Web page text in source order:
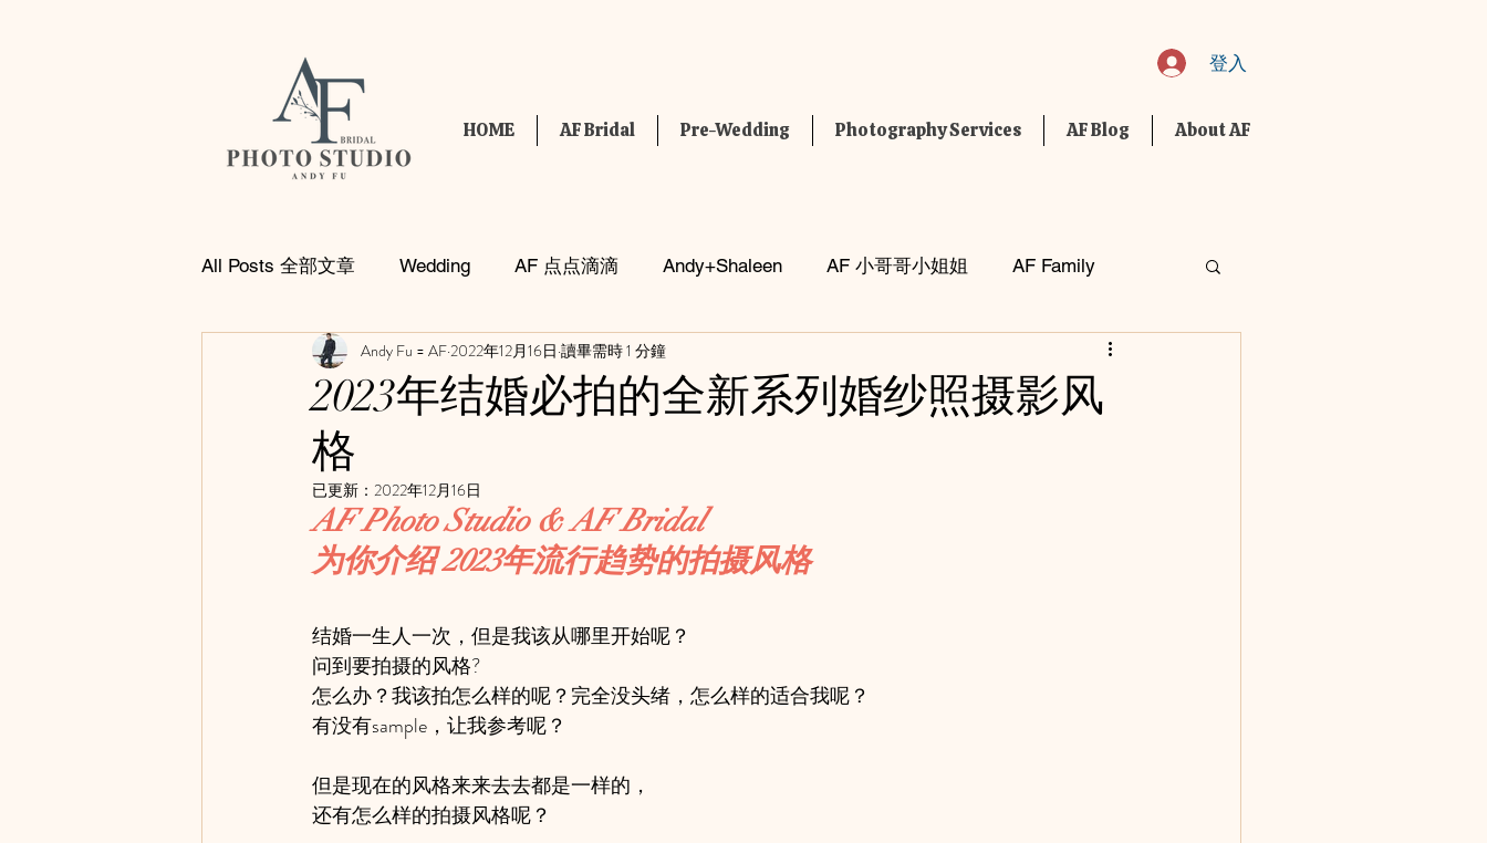
登入
HOME AF Bridal Pre-Wedding Photography Services AF Blog About AF
All Posts 全部文章 Wedding AF 点点滴滴 Andy+Shaleen AF 小哥哥小姐姐 AF Family
AF Commercial LOVE Blog
2023年结婚必拍的全新系列婚纱照摄影风
格
Andy Fu = AF2022年12月16日 讀畢需時 1 分鐘
已更新： 2022年12月16日
AF Photo Studio & AF Bridal
为你介绍 2023年流行趋势的拍摄风格
结婚一生人一次，但是我该从哪里开始呢？
问到要拍摄的风格?
怎么办？我该拍怎么样的呢？完全没头绪，怎么样的适合我呢？
有没有sample，让我参考呢？
但是现在的风格来来去去都是一样的，
还有怎么样的拍摄风格呢？